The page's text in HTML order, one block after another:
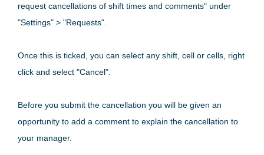
request cancellations of shift times and comments" under
"Settings" > "Requests".
Once this is ticked, you can select any shift, cell or cells, right
click and select "Cancel".
Before you submit the cancellation you will be given an
opportunity to add a comment to explain the cancellation to
your manager.